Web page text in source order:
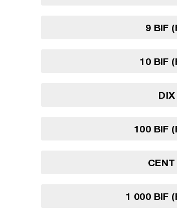
9 BIF
10 BIF
100 BIF
1 000 BIF